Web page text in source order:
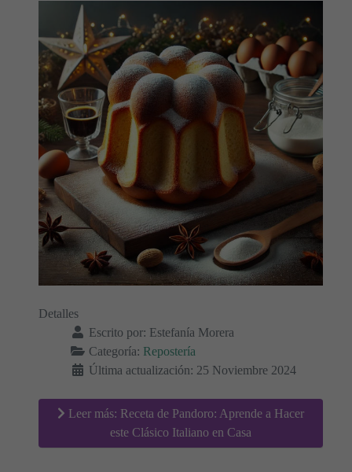
Detalles
Escrito por: Estefanía Morera
Categoría: Repostería
Última actualización: 25 Noviembre 2024
Leer más: Receta de Pandoro: Aprende a Hacer
este Clásico Italiano en Casa